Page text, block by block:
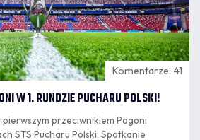
Komentarze: 41
W 1. RUNDZIE PUCHARU POLSKI!
pierwszym przeciwnikiem Pogoni
STS Pucharu Polski. Spotkanie